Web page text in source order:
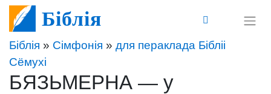
Біблія
Біблія » Сімфонія » для пераклада Бібліі
Сёмухі
БЯЗЬМЕРНА — у